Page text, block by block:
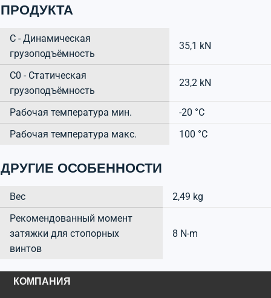
ПРОДУКТА
C - Динамическая
грузоподъёмность
35,1 kN
C0 - Статическая
грузоподъёмность
23,2 kN
Рабочая температура мин.
-20 °C
Рабочая температура макс.
100 °C
ДРУГИЕ ОСОБЕННОСТИ
Вес
2,49 kg
Рекомендованный момент
затяжки для стопорных
винтов
8 N-m
КОМПАНИЯ